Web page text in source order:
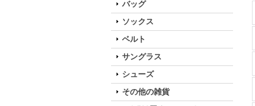
バッグ
ソックス
ベルト
サングラス
シューズ
その他の雑貨